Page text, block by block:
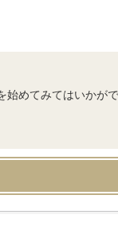
めてみてはいかがで